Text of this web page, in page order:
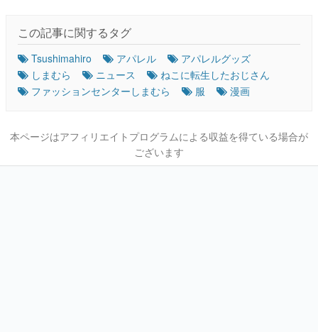
この記事に関するタグ
Tsushimahiro アパレル
アパレルグッズ
しまむら
ニュース
ねこに転生したおじさん
ファッションセンターしまむら
服 漫画
本ページはアフィリエイトプログラムによる収益を得ている場合が
ございます